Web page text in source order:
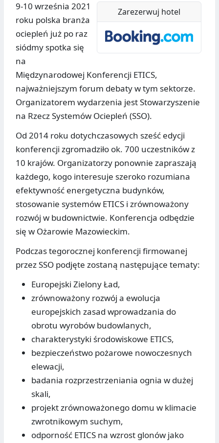
Zarezerwuj hotel
9-10 września 2021
roku polska branża
ociepleń już po raz
siódmy spotka się
na
Międzynarodowej Konferencji ETICS,
najważniejszym forum debaty w tym sektorze.
Organizatorem wydarzenia jest Stowarzyszenie
na Rzecz Systemów Ociepleń (SSO).
Od 2014 roku dotychczasowych sześć edycji
konferencji zgromadziło ok. 700 uczestników z
10 krajów. Organizatorzy ponownie zapraszają
każdego, kogo interesuje szeroko rozumiana
efektywność energetyczna budynków,
stosowanie systemów ETICS i zrównoważony
rozwój w budownictwie. Konferencja odbędzie
się w Ożarowie Mazowieckim.
Podczas tegorocznej konferencji firmowanej
przez SSO podjęte zostaną następujące tematy:
Europejski Zielony Ład,
zrównoważony rozwój a ewolucja
europejskich zasad wprowadzania do
obrotu wyrobów budowlanych,
charakterystyki środowiskowe ETICS,
bezpieczeństwo pożarowe nowoczesnych
elewacji,
badania rozprzestrzeniania ognia w dużej
skali,
projekt zrównoważonego domu w klimacie
zwrotnikowym suchym,
odporność ETICS na wzrost glonów jako